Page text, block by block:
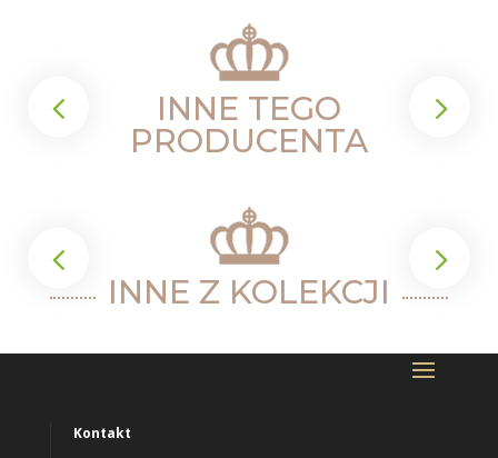
INNE TEGO
PRODUCENTA
INNE Z KOLEKCJI
Kontakt